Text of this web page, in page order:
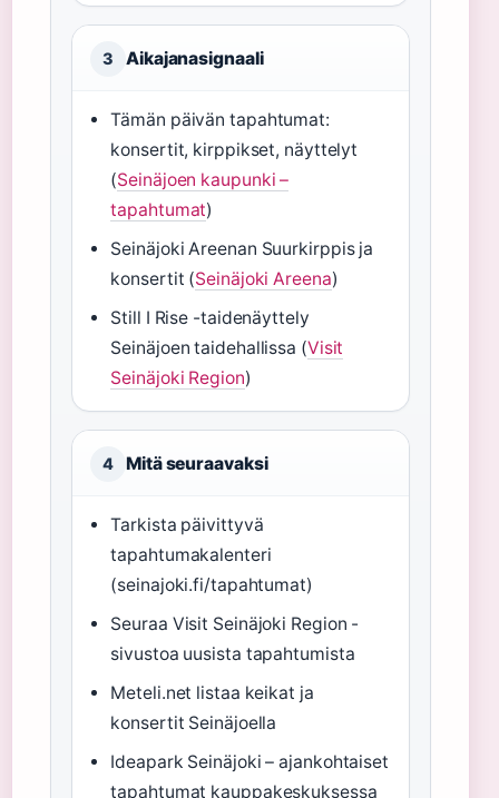
3 Aikajanasignaali
Tämän päivän tapahtumat:
konsertit, kirppikset, näyttelyt
(Seinäjoen kaupunki –
tapahtumat)
Seinäjoki Areenan Suurkirppis ja
konsertit (Seinäjoki Areena)
Still I Rise -taidenäyttely
Seinäjoen taidehallissa (Visit
Seinäjoki Region)
4 Mitä seuraavaksi
Tarkista päivittyvä
tapahtumakalenteri
(seinajoki.fi/tapahtumat)
Seuraa Visit Seinäjoki Region -
sivustoa uusista tapahtumista
Meteli.net listaa keikat ja
konsertit Seinäjoella
Ideapark Seinäjoki – ajankohtaiset
tapahtumat kauppakeskuksessa